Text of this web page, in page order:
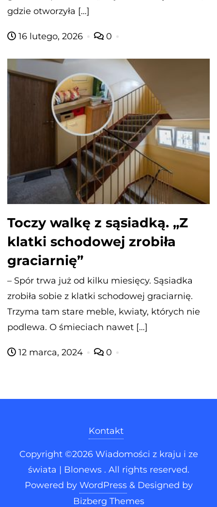
gdzie otworzyła […]
16 lutego, 2026 0
Toczy walkę z sąsiadką. „Z
klatki schodowej zrobiła
graciarnię”
– Spór trwa już od kilku miesięcy. Sąsiadka
zrobiła sobie z klatki schodowej graciarnię.
Trzyma tam stare meble, kwiaty, których nie
podlewa. O śmieciach nawet […]
12 marca, 2024 0
Kontakt
Copyright ©2026 Wiadomości z kraju i ze
świata | Blonews . All rights reserved.
Powered by WordPress & Designed by
Bizberg Themes